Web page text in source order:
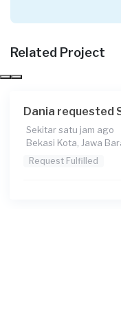
Bekasi Kabupaten,
Dwi Permana
Cimahi, Jawa Barat
Related Project
Dania requested
Sekitar satu jam ago
Bekasi Kota, Jawa
Request Fulfilled